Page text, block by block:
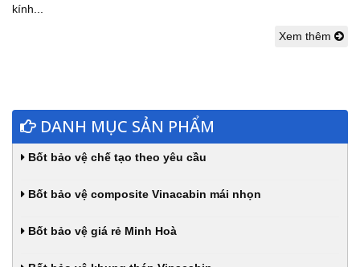
kính...
Xem thêm
DANH MỤC SẢN PHẨM
Bốt bảo vệ chế tạo theo yêu cầu
Bốt bảo vệ composite Vinacabin mái nhọn
Bốt bảo vệ giá rẻ Minh Hoà